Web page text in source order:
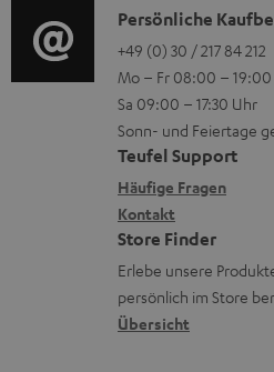
r
l
a
d
e
n
e
n
z
u
r
G
a
r
a
n
g
e
r
ä
t
e
R
ü
c
k
i
o
-
L
e
x
i
k
o
n
K
o
n
t
a
k
t
d
a
t
Persönliche
+49 (0) 30 / 217 84 212
Mo – Fr 08:00 –
Sa 09:00 – 17:30 Uhr
Sonn- und Feiertage
Teufel Support
Häufige Fragen
Kontakt
Store Finder
Erlebe unsere
persönlich im Store
Übersicht